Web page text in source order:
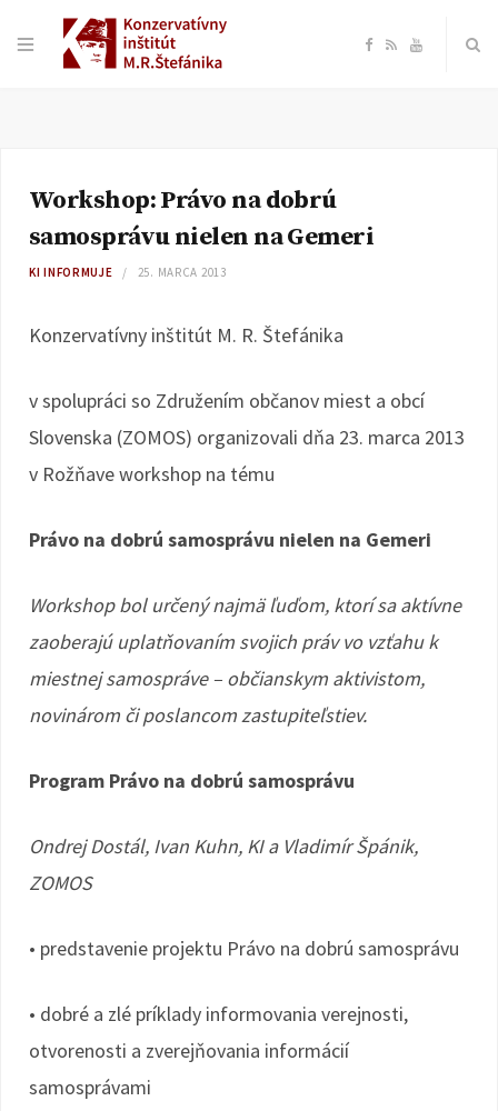
F
k
R Y
Workshop: Právo na dobrú
samosprávu nielen na Gemeri
KI INFORMUJE 25. MARCA 2013
Konzervatívny inštitút M. R. Štefánika
v spolupráci so Združením občanov miest a obcí
Slovenska (ZOMOS) organizovali dňa 23. marca 2013
v Rožňave workshop na tému
Právo na dobrú samosprávu nielen na Gemeri
Workshop bol určený najmä ľuďom, ktorí sa aktívne
zaoberajú uplatňovaním svojich práv vo vzťahu k
miestnej samospráve – občianskym aktivistom,
novinárom či poslancom zastupiteľstiev.
Program Právo na dobrú samosprávu
Ondrej Dostál, Ivan Kuhn, KI a Vladimír Špánik,
ZOMOS
• predstavenie projektu Právo na dobrú samosprávu
• dobré a zlé príklady informovania verejnosti,
otvorenosti a zverejňovania informácií
samosprávami